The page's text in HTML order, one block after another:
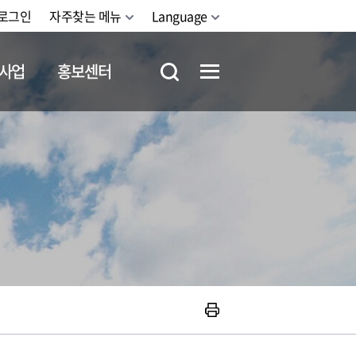
그인 자주찾는 메뉴 Language
업 홍보센터